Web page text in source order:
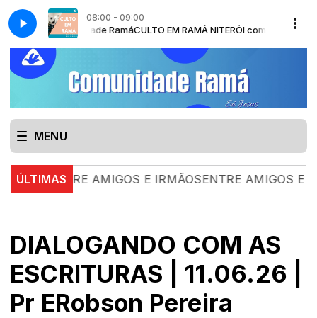
08:00 - 09:00
- Comunidade RamáCULTO EM RAMÁ NITERÓI com Pr. Érico
MENU
ÚLTIMAS
ENTRE AMIGOS E IRMÃOSENTRE AMIGOS E
DIALOGANDO COM AS
ESCRITURAS | 11.06.26 |
Pr ERobson Pereira